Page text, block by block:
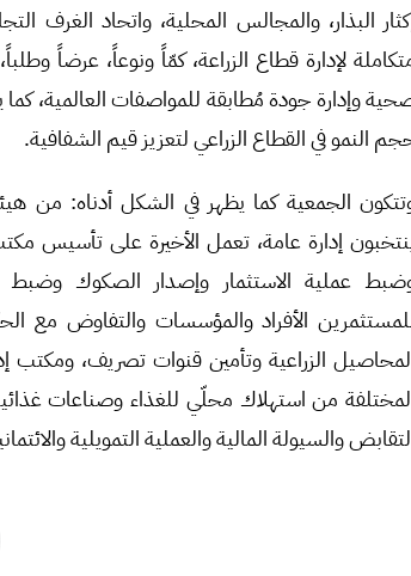
البذار، والمجالس المحلية، واتحاد الغرف
لإدارة قطاع الزراعة، كمّاً ونوعاً، عرضاً
وإدارة جودة مُطابقة للمواصفات العالمية،
النمو في القطاع الزراعي لتعزيز قيم الشفافية.
الجمعية كما يظهر في الشكل أدناه: من
إدارة عامة، تعمل الأخيرة على تأسيس
عملية الاستثمار وإصدار الصكوك وضبط
الأفراد والمؤسسات والتفاوض مع
الزراعية وتأمين قنوات تصريف، ومكتب
من استهلاك محلّي للغذاء وصناعات
والسيولة المالية والعملية التمويلية